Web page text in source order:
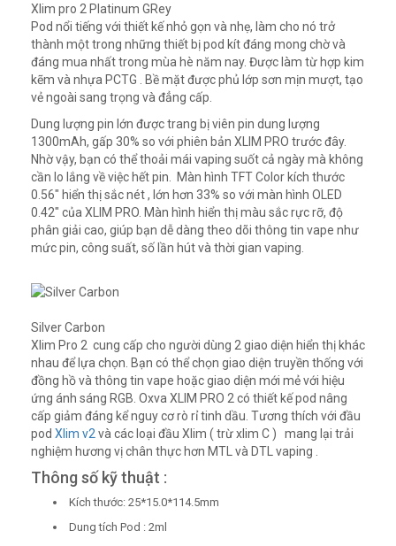
Xlim pro 2 Platinum GRey
Pod nổi tiếng với thiết kế nhỏ gọn và nhẹ, làm cho nó trở
thành một trong những thiết bị pod kít đáng mong chờ và
đáng mua nhất trong mùa hè năm nay. Được làm từ hợp kim
kẽm và nhựa PCTG . Bề mặt được phủ lớp sơn mịn mượt, tạo
vẻ ngoài sang trọng và đẳng cấp.
Dung lượng pin lớn được trang bị viên pin dung lượng
1300mAh, gấp 30% so với phiên bản XLIM PRO trước đây.
Nhờ vậy, bạn có thể thoải mái vaping suốt cả ngày mà không
cần lo lắng về việc hết pin. Màn hình TFT Color kích thước
0.56″ hiển thị sắc nét , lớn hơn 33% so với màn hình OLED
0.42″ của XLIM PRO. Màn hình hiển thị màu sắc rực rỡ, độ
phân giải cao, giúp bạn dễ dàng theo dõi thông tin vape như
mức pin, công suất, số lần hút và thời gian vaping.
Silver Carbon
Xlim Pro 2 cung cấp cho người dùng 2 giao diện hiển thị khác
nhau để lựa chọn. Bạn có thể chọn giao diện truyền thống với
đồng hồ và thông tin vape hoặc giao diện mới mẻ với hiệu
ứng ánh sáng RGB. Oxva XLIM PRO 2 có thiết kế pod nâng
cấp giảm đáng kể nguy cơ rò rỉ tinh dầu. Tương thích với đầu
pod Xlim v2 và các loại đầu Xlim ( trừ xlim C ) mang lại trải
nghiệm hương vị chân thực hơn MTL và DTL vaping .
Thông số kỹ thuật :
Kích thước: 25*15.0*114.5mm
Dung tích Pod : 2ml